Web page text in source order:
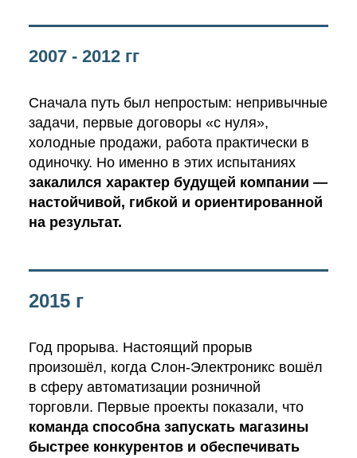
2007 - 2012 гг
Сначала путь был непростым: непривычные
задачи, первые договоры «с нуля»,
холодные продажи, работа практически в
одиночку. Но именно в этих испытаниях
закалился характер будущей компании —
настойчивой, гибкой и ориентированной
на результат.
2015 г
Год прорыва. Настоящий прорыв
произошёл, когда Слон-Электроникс вошёл
в сферу автоматизации розничной
торговли. Первые проекты показали, что
команда способна запускать магазины
быстрее конкурентов и обеспечивать